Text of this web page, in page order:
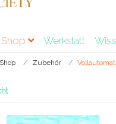
Shop Werkstatt
Shop Zubehör